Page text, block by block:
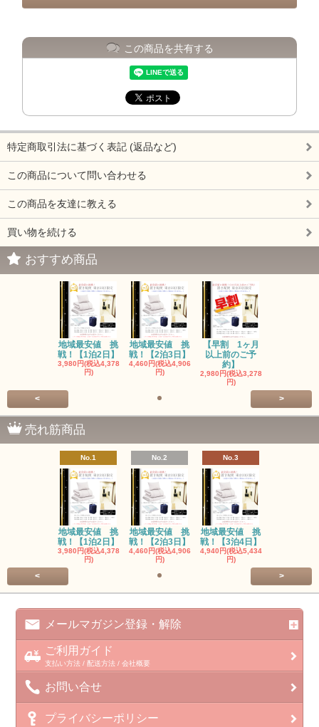
この商品を共有する
特定商取引法に基づく表記 (返品など)
この商品について問い合わせる
この商品を友達に教える
買い物を続ける
おすすめ商品
地域最安値 挑
戦！【1泊2日】
3,980円(税込4,378
円)
地域最安値 挑
戦！【2泊3日】
4,460円(税込4,906
円)
【早割 1ヶ月
以上前のご予
約】
2,980円(税込3,278
円)
< >
売れ筋商品
No.1
地域最安値 挑
戦！【1泊2日】
3,980円(税込4,378
円)
No.2
地域最安値 挑
戦！【2泊3日】
4,460円(税込4,906
円)
No.3
地域最安値 挑
戦！【3泊4日】
4,940円(税込5,434
円)
< >
メールマガジン登録・解除
ご利用ガイド
支払い方法 / 配送方法 / 会社概要
お問い合せ
プライバシーポリシー